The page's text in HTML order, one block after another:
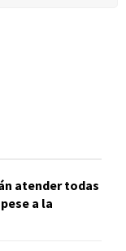
atender todas
a la